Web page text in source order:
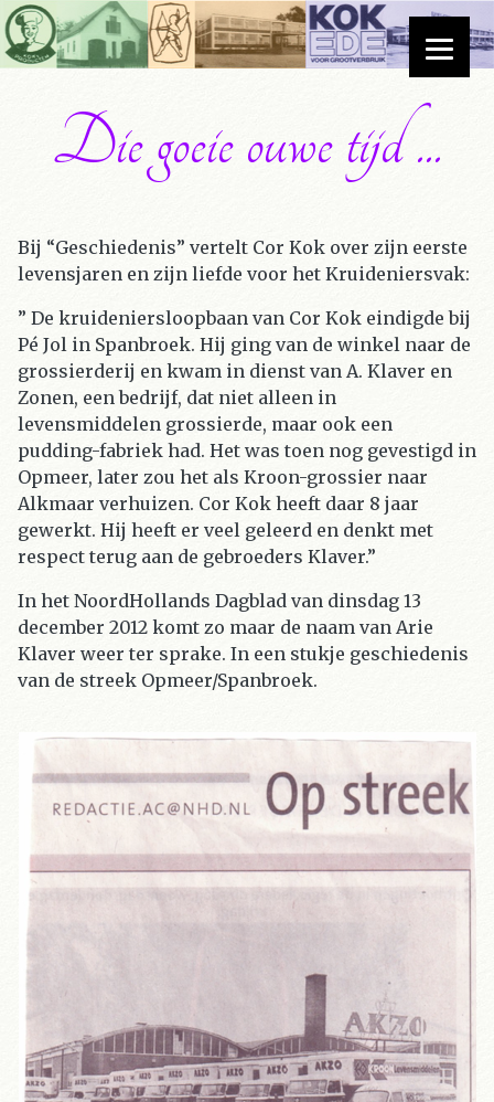
Die goeie ouwe tijd ...
Bij “Geschiedenis” vertelt Cor Kok over zijn eerste
levensjaren en zijn liefde voor het Kruideniersvak:
” De kruideniersloopbaan van Cor Kok eindigde bij
Pé Jol in Spanbroek. Hij ging van de winkel naar de
grossierderij en kwam in dienst van A. Klaver en
Zonen, een bedrijf, dat niet alleen in
levensmiddelen grossierde, maar ook een
pudding-fabriek had. Het was toen nog gevestigd in
Opmeer, later zou het als Kroon-grossier naar
Alkmaar verhuizen. Cor Kok heeft daar 8 jaar
gewerkt. Hij heeft er veel geleerd en denkt met
respect terug aan de gebroeders Klaver.”
In het NoordHollands Dagblad van dinsdag 13
december 2012 komt zo maar de naam van Arie
Klaver weer ter sprake. In een stukje geschiedenis
van de streek Opmeer/Spanbroek.